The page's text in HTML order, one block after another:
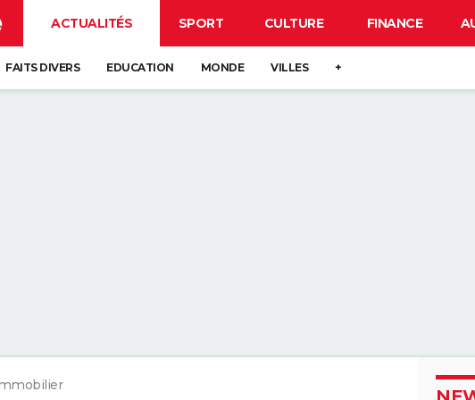
ACTUALITÉS SPORT CULTURE FINANCE
FAITS DIVERS EDUCATION MONDE VILLES +